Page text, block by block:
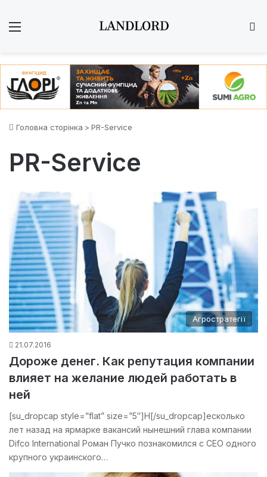
Головна сторінка > PR-Service
PR-Service
Агростратегії
21.07.2016
Дороже денег. Как репутация компании
влияет на желание людей работать в
ней
[su_dropcap style=”flat” size=”5″]Н[/su_dropcap]есколько
лет назад на ярмарке вакансий нынешний глава компании
Difco International Роман Пучко познакомился с CEO одного
крупного украинского…